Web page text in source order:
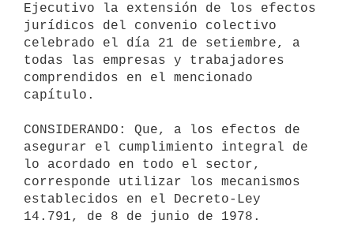
Ejecutivo la extensión de los efectos
jurídicos del convenio colectivo
celebrado el día 21 de setiembre, a
todas las empresas y trabajadores
comprendidos en el mencionado
capítulo.
CONSIDERANDO: Que, a los efectos de
asegurar el cumplimiento integral de
lo acordado en todo el sector,
corresponde utilizar los mecanismos
establecidos en el Decreto-Ley
14.791, de 8 de junio de 1978.